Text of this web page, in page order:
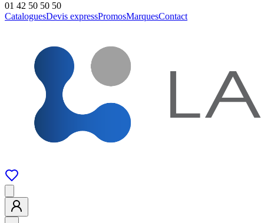
01 42 50 50 50
CataloguesDevis expressPromosMarquesContact